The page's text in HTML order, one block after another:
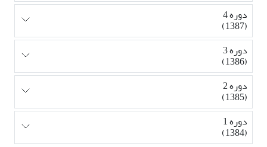
دوره 4
(1387)
دوره 3
(1386)
دوره 2
(1385)
دوره 1
(1384)